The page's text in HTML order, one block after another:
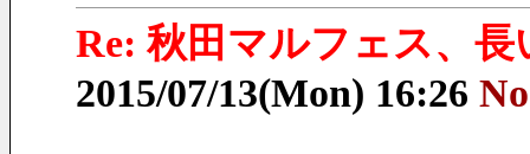
Re: 秋田マルフェス、
2015/07/13(Mon) 16:26